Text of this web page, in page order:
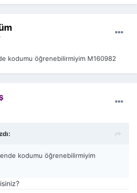
kodumu öğrenebilirmiyim M160982
kodumu öğrenebilirmiyim